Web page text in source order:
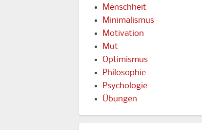
Menschheit
Minimalismus
Motivation
Mut
Optimismus
Philosophie
Psychologie
Übungen